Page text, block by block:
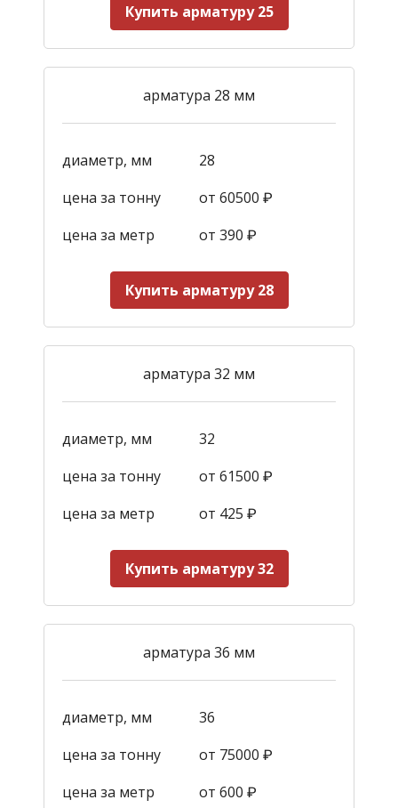
Купить арматуру 25
арматура 28 мм
диаметр, мм
28
цена за тонну
от 60500 ₽
цена за метр
от 390 ₽
Купить арматуру 28
арматура 32 мм
диаметр, мм
32
цена за тонну
от 61500 ₽
цена за метр
от 425 ₽
Купить арматуру 32
арматура 36 мм
диаметр, мм
36
цена за тонну
от 75000 ₽
цена за метр
от 600 ₽